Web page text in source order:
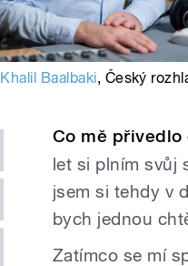
Khalil Baalbaki, Český
Co mě přivedlo
let si plním svůj
jsem si tehdy v
bych jednou
Zatímco se mí